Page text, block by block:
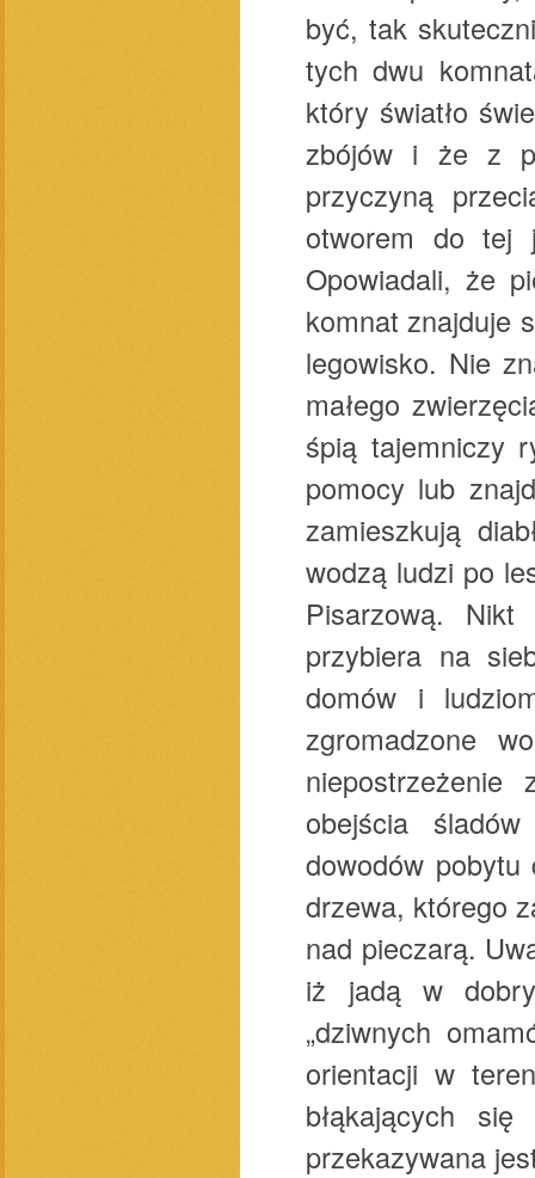
być, tak
tych dwu
który światło
zbójów i że z
przyczyną
otworem do tej
Opowiadali, że
komnat znajduje
legowisko. Nie
małego
śpią tajemniczy
pomocy lub
zamieszkują
wodzą ludzi po
Pisarzową.
przybiera na
domów i
zgromadzone
obejścia
dowodów
drzewa, którego
nad pieczarą.
iż jadą w
„dziwnych
orientacji w
błąkających
przekazywana